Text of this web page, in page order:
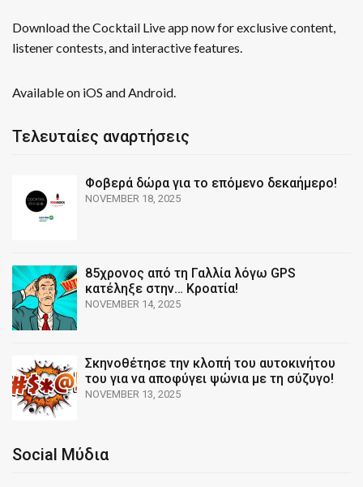
Download the Cocktail Live app now for exclusive content,
listener contests, and interactive features.
Available on iOS and Android.
Τελευταίες αναρτήσεις
Φοβερά δώρα για το επόμενο δεκαήμερο!
NOVEMBER 18, 2025
85χρονος από τη Γαλλία λόγω GPS
κατέληξε στην… Κροατία!
NOVEMBER 14, 2025
Σκηνοθέτησε την κλοπή του αυτοκινήτου
του για να αποφύγει ψώνια με τη σύζυγο!
NOVEMBER 13, 2025
Social Μύδια